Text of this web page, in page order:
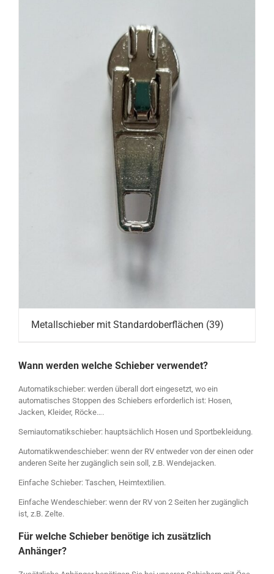
Metallschieber mit Standardoberflächen (39)
Wann werden welche Schieber verwendet?
Automatikschieber: werden überall dort eingesetzt, wo ein
automatisches Stoppen des Schiebers erforderlich ist: Hosen,
Jacken, Kleider, Röcke….
Semiautomatikschieber: hauptsächlich Hosen und Sportbekleidung.
Automatikwendeschieber: wenn der RV entweder von der einen oder
anderen Seite her zugänglich sein soll, z.B. Wendejacken.
Einfache Schieber: Taschen, Heimtextilien.
Einfache Wendeschieber: wenn der RV von 2 Seiten her zugänglich
ist, z.B. Zelte.
Für welche Schieber benötige ich zusätzlich
Anhänger?